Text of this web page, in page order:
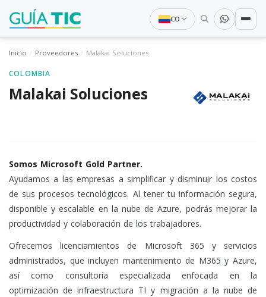
CO
Inicio Proveedores Malakai Soluciones
COLOMBIA
Malakai Soluciones
Somos Microsoft Gold Partner.
Ayudamos a las empresas a simplificar y disminuir los costos
de sus procesos tecnológicos. Al tener tu información segura,
disponible y escalable en la nube de Azure, podrás mejorar la
productividad y colaboración de los trabajadores.
Ofrecemos licenciamientos de Microsoft 365 y servicios
administrados, que incluyen mantenimiento de M365 y Azure,
así como consultoría especializada enfocada en la
optimización de infraestructura TI y migración a la nube de